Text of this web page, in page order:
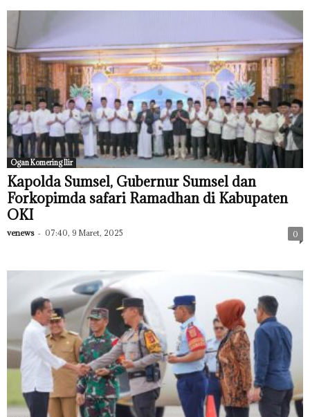
Ogan Komering Ilir
Kapolda Sumsel, Gubernur Sumsel dan
Forkopimda safari Ramadhan di Kabupaten
OKI
venews - 07:40, 9 Maret, 2025 0